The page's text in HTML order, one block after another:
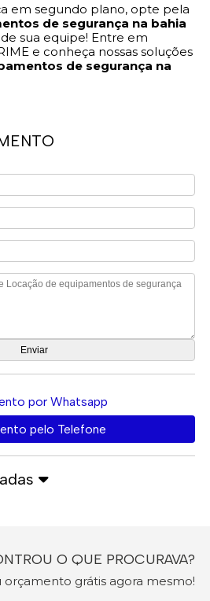
em segundo plano, opte pela
de segurança na bahia
sua equipe! Entre em
e conheça nossas soluções
de segurança na
por Whatsapp
pelo Telefone
O QUE PROCURAVA?
orçamento grátis agora mesmo!